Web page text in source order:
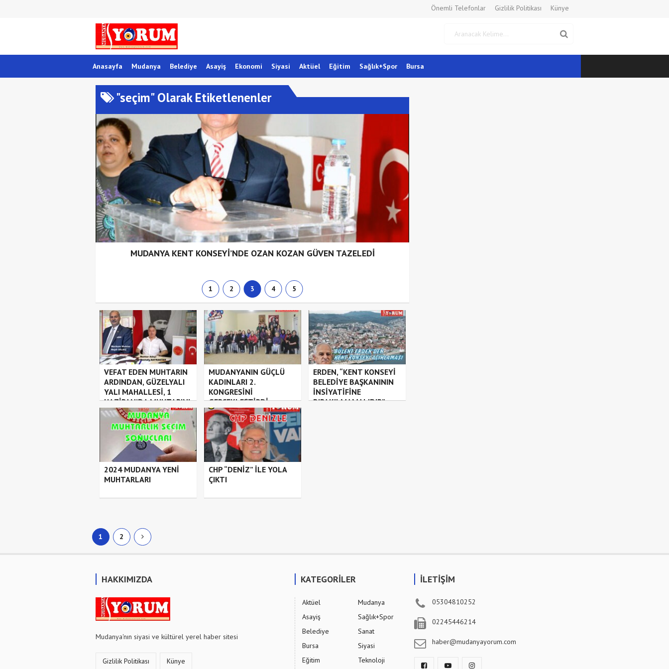
Önemli Telefonlar Gizlilik Politikası Künye
Anasayfa Mudanya Belediye Asayiş Ekonomi Siyasi Aktüel Eğitim Sağlık+Spor Bursa
"seçim" Olarak Etiketlenenler
MUDANYA KENT KONSEYİ’NDE OZAN KOZAN GÜVEN TAZELEDİ
1 2 3 4 5
VEFAT EDEN MUHTARIN
ARDINDAN, GÜZELYALI
YALI MAHALLESİ, 1
HAZİRAN’DA MUHTARINI
SEÇECEK
MUDANYANIN GÜÇLÜ
KADINLARI 2.
KONGRESİNİ
GERÇEKLEŞTİRDİ
ERDEN, “KENT KONSEYİ
BELEDİYE BAŞKANININ
İNSİYATİFİNE
BIRAKILMAMALIDIR”
2024 MUDANYA YENİ
MUHTARLARI
CHP “DENİZ” İLE YOLA
ÇIKTI
1 2
HAKKIMIZDA
Mudanya'nın siyasi ve kültürel yerel haber sitesi
Gizlilik Politikası Künye
KATEGORİLER
Aktüel
Asayiş
Belediye
Bursa
Eğitim
Mudanya
Sağlık+Spor
Sanat
Siyasi
Teknoloji
İLETİŞİM
05304810252
02245446214
haber@mudanyayorum.com